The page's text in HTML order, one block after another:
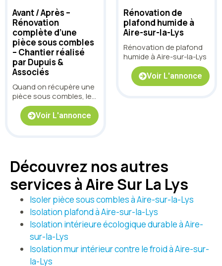
Avant / Après –
Rénovation
complète d’une
pièce sous combles
– Chantier réalisé
par Dupuis &
Associés
Quand on récupère une
pièce sous combles, le
défi est toujours le
même : rattraper les
supports, gérer les
obtenir un rendu propre,
lumineux et durable. Sur
ce chantier, nous
sommes intervenus
pour transformer une
pièce brute en un
espace net et prêt à
vivre, tout en
conservant le charme
de la poutre apparente.
Voir L'annonce
Rénovation de
plafond humide à
Aire-sur-la-Lys
Rénovation de plafond
humide à Aire-sur-la-Lys
Voir L'annonce
Découvrez nos autres
services à Aire Sur La Lys
Isoler pièce sous combles à Aire-sur-la-Lys
Isolation plafond à Aire-sur-la-Lys
Isolation intérieure écologique durable à Aire-
sur-la-Lys
Isolation mur intérieur contre le froid à Aire-sur-
la-Lys